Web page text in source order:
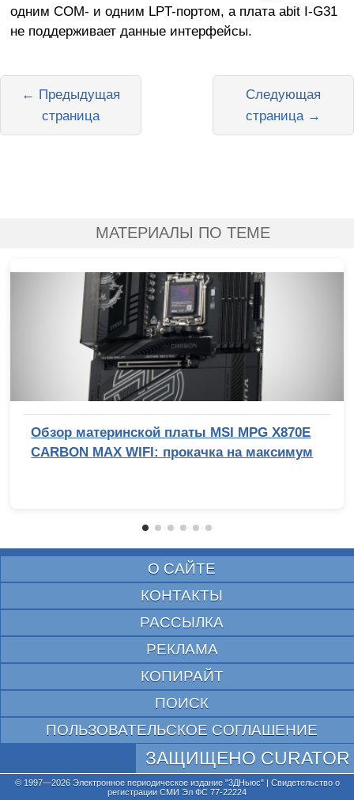
одним COM- и одним LPT-портом, а плата abit I-G31
не поддерживает данные интерфейсы.
Следующая
страница →
← Предыдущая
страница
МАТЕРИАЛЫ ПО ТЕМЕ
Обзор материнской платы MSI MPG X870E
CARBON MAX WIFI: прокачка на максимум
О САЙТЕ
КОНТАКТЫ
РАССЫЛКА
РЕКЛАМА
КОПИРАЙТ
ПОИСК
ПОЛЬЗОВАТЕЛЬСКОЕ СОГЛАШЕНИЕ
ЗАЩИЩЕНО CURATOR
© 1997—2026 Электронное периодическое издание "3ДНьюс" | Свидетельство о
регистрации СМИ Эл ФС 77-22224